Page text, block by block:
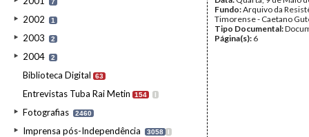
7
2002 1
2003 2
2004 2
Biblioteca Digital 63
Entrevistas Tuba Rai Metin 154 I
Fotografias 2460
Imprensa pós-Independência 3058 I
Fundo:Arquivo da
Timorense - Caetano
Tipo Documental:
Página(s): 6